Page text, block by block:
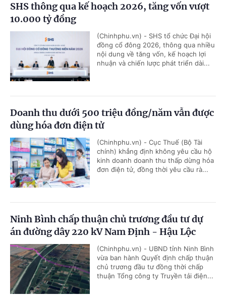
SHS thông qua kế hoạch 2026, tăng vốn vượt
10.000 tỷ đồng
(Chinhphu.vn) - SHS tổ chức Đại hội
đồng cổ đông 2026, thông qua nhiều
nội dung về tăng vốn, kế hoạch lợi
nhuận và chiến lược phát triển dài...
Doanh thu dưới 500 triệu đồng/năm vẫn được
dùng hóa đơn điện tử
(Chinhphu.vn) - Cục Thuế (Bộ Tài
chính) khẳng định không yêu cầu hộ
kinh doanh doanh thu thấp dừng hóa
đơn điện tử, đồng thời yêu cầu rà...
Ninh Bình chấp thuận chủ trương đầu tư dự
án đường dây 220 kV Nam Định - Hậu Lộc
(Chinhphu.vn) - UBND tỉnh Ninh Bình
vừa ban hành Quyết định chấp thuận
chủ trương đầu tư đồng thời chấp
thuận Tổng công ty Truyền tải điện...